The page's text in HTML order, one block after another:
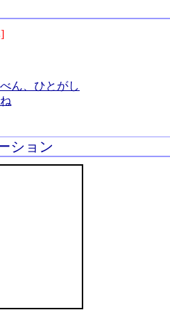
ん、ひとがし
ション